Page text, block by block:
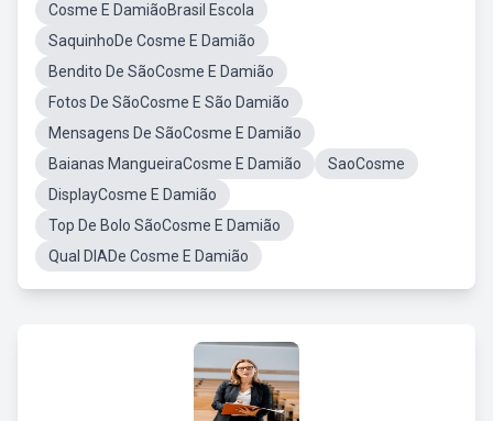
Cosme E DamiãoBrasil Escola
SaquinhoDe Cosme E Damião
Bendito De SãoCosme E Damião
Fotos De SãoCosme E São Damião
Mensagens De SãoCosme E Damião
Baianas MangueiraCosme E Damião
SaoCosme
DisplayCosme E Damião
Top De Bolo SãoCosme E Damião
Qual DIADe Cosme E Damião